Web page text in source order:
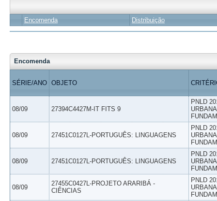
Encomenda Distribuição
Encomenda
SÉRIE/ANO OBJETO
08/09 27394C4427M-IT FITS 9
PNLD
08/09 27451C0127L-PORTUGUÊS: LINGUAGENS
PNLD
08/09 27451C0127L-PORTUGUÊS: LINGUAGENS
PNLD
08/09
27455C0427L-PROJETO ARARIBÁ -
CIÊNCIAS
PNLD